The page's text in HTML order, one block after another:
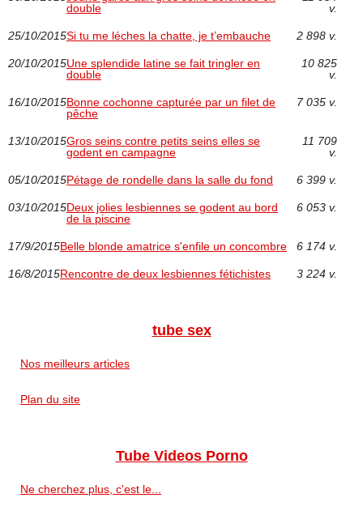
double
v.
25/10/2015Si tu me léches la chatte, je t’embauche 2 898 v.
20/10/2015Une splendide latine se fait tringler en
double
10 825
v.
16/10/2015Bonne cochonne capturée par un filet de
pêche
7 035 v.
13/10/2015Gros seins contre petits seins elles se
godent en campagne
11 709
v.
05/10/2015Pétage de rondelle dans la salle du fond 6 399 v.
03/10/2015Deux jolies lesbiennes se godent au bord
de la piscine
6 053 v.
17/9/2015Belle blonde amatrice s'enfile un concombre 6 174 v.
16/8/2015Rencontre de deux lesbiennes fétichistes 3 224 v.
tube sex
Nos meilleurs articles
Plan du site
Tube Videos Porno
Ne cherchez plus, c'est le...